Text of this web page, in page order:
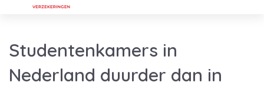
Studentenkamers in
Nederland duurder dan in